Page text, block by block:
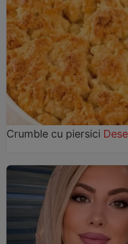
Crumble cu piersici